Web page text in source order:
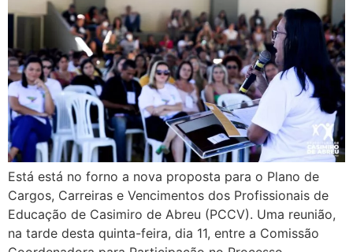
Está está no forno a nova proposta para o Plano de
Cargos, Carreiras e Vencimentos dos Profissionais de
Educação de Casimiro de Abreu (PCCV). Uma reunião,
na tarde desta quinta-feira, dia 11, entre a Comissão